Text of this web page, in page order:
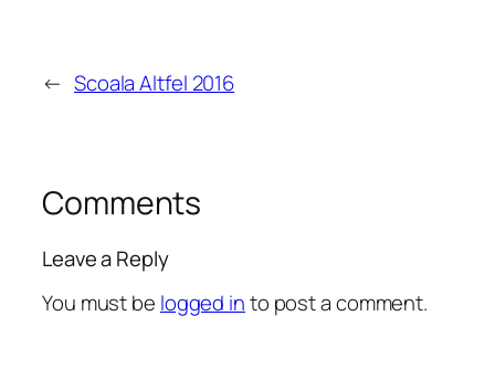
← Scoala Altfel 2016
Comments
Leave a Reply
You must be logged into post a comment.